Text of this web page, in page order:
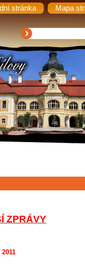
stránka Mapa
ZPRÁVY
2011